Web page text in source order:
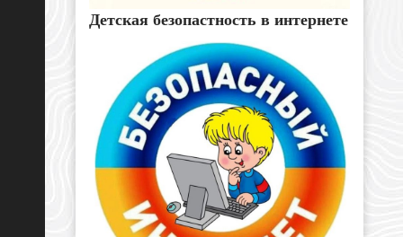
Детская безопастность в интернете